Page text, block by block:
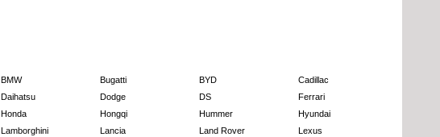
BMW Bugatti BYD
Cadillac
Daihatsu Dodge DS
Ferrari
Honda Hongqi Hummer
Hyundai
Lamborghini Lancia Land Rover Lexus